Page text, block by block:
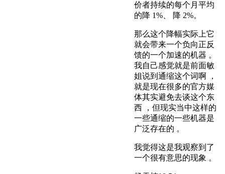
价者持续的每个月平均
的降 1%、 降 2%。
那么这个降幅实际上它
就会带来一个负向正反
馈的一个加速的机器 。
我自己感觉就是前面敏
姐说到通缩这个词啊 ，
就是现在很多的官方媒
体其实避免去谈这个东
西 ，但现实当中这样的
一些通缩的一些机器是
广泛存在的 。
我觉得这是我观察到了
一个很有意思的现象 。